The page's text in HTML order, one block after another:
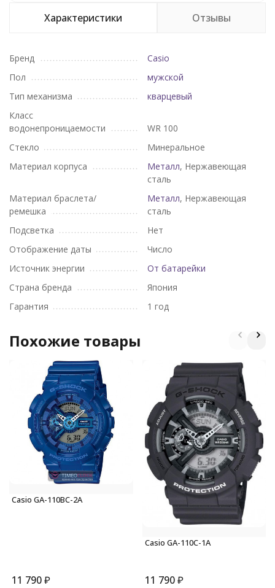
Характеристики Отзывы
Бренд
Casio
Пол
мужской
Тип механизма
кварцевый
Класс
водонепроницаемости
WR 100
Стекло
Минеральное
Материал корпуса
Металл, Нержавеющая
сталь
Материал браслета/
ремешка
Металл, Нержавеющая
сталь
Подсветка
Нет
Отображение даты
Число
Источник энергии
От батарейки
Страна бренда
Япония
Гарантия
1 год
Похожие товары
Casio GA-110BC-2A
11 790₽
Casio GA-110C-1A
11 790 ₽